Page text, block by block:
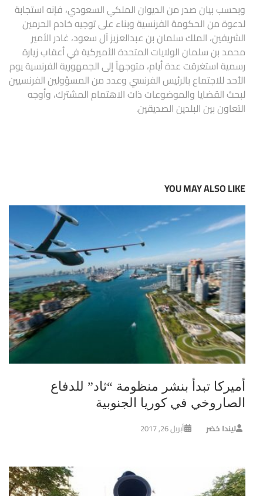
وبحسب بيان صدر من الديوان الملكي السعودي، فإنه استجابة
لدعوة من الحكومة الفرنسية وبناء على توجيه خادم الحرمين
الشريفين، الملك سلمان بن عبدالعزيز آل سعود، غادر الأمير
محمد بن سلمان الولايات المتحدة الأميركية في أعقاب زيارة
رسمية استغرقت عدة أيام، متوجهاً إلى الجمهورية الفرنسية يوم
الأحد للاجتماع بالرئيس الفرنسي وعدد من المسؤولين الفرنسيين
لبحث القضايا والموضوعات ذات الاهتمام المشترك، وأوجه
التعاون بين البلدين الصديقين.
YOU MAY ALSO LIKE
أميركا تبدأ بنشر منظومة “ثاد” للدفاع
الصاروخي في كوريا الجنوبية
ليندا خضر أبريل 26, 2017